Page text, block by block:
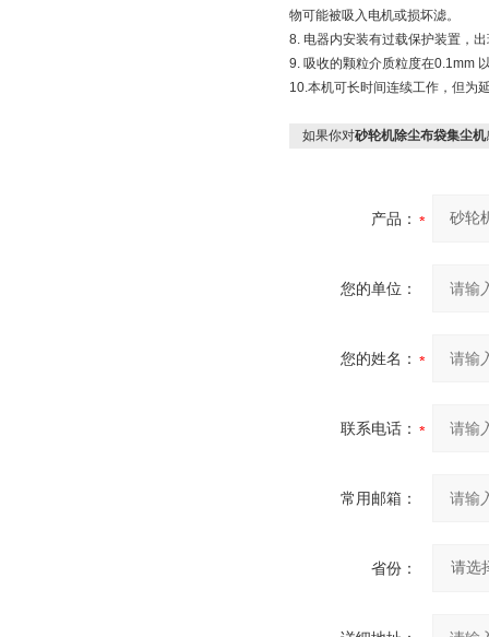
物可能被吸入电机或损坏滤。
8. 电器内安装有过载保护装置，
9. 吸收的颗粒介质粒度在0.1mm
10.本机可长时间连续工作，但为
如果你对砂轮机除尘布袋集尘机
产品：
您的单位：
您的姓名：
联系电话：
常用邮箱：
省份：